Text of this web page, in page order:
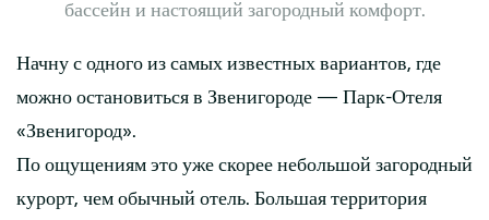
бассейн и настоящий загородный комфорт.
Начну с одного из самых известных вариантов, где
можно остановиться в Звенигороде — Парк-Отеля
«Звенигород».
По ощущениям это уже скорее небольшой загородный
курорт, чем обычный отель. Большая территория